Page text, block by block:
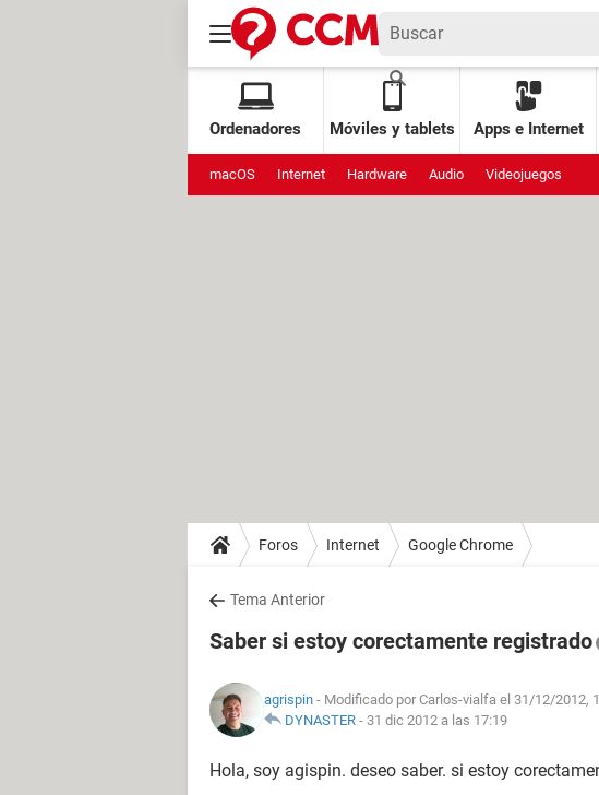
Ordenadores Móviles y tablets Apps e Internet
macOS Internet Hardware Audio Videojuegos
Foros Internet Google Chrome
Tema Anterior
Saber si estoy corectamente registrado
agrispin - Modificado por Carlos-vialfa el 31/12/2012,
DYNASTER - 31 dic 2012 a las 17:19
Hola, soy agispin. deseo saber. si estoy